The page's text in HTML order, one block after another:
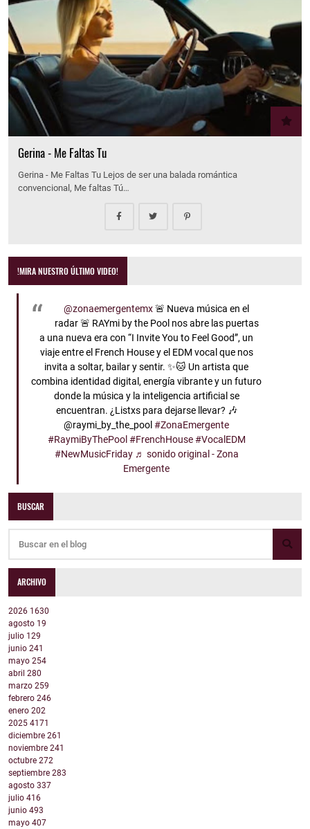
Gerina - Me Faltas Tu
Gerina - Me Faltas Tu Lejos de ser una balada romántica
convencional, Me faltas Tú…
!MIRA NUESTRO ÚLTIMO VIDEO!
@zonaemergentemx🚨 Nueva música en el
radar 🚨 RAYmi by the Pool nos abre las puertas
a una nueva era con “I Invite You to Feel Good”, un
viaje entre el French House y el EDM vocal que nos
invita a soltar, bailar y sentir. ✨🐱 Un artista que
combina identidad digital, energía vibrante y un futuro
donde la música y la inteligencia artificial se
encuentran. ¿Listxs para dejarse llevar? 🎶
@raymi_by_the_pool #ZonaEmergente
#RaymiByThePool #FrenchHouse #VocalEDM
#NewMusicFriday ♬ sonido original - Zona
Emergente
BUSCAR
ARCHIVO
2026 1630
agosto 19
julio 129
junio 241
mayo 254
abril 280
marzo 259
febrero 246
enero 202
2025 4171
diciembre 261
noviembre 241
octubre 272
septiembre 283
agosto 337
julio 416
junio 493
mayo 407